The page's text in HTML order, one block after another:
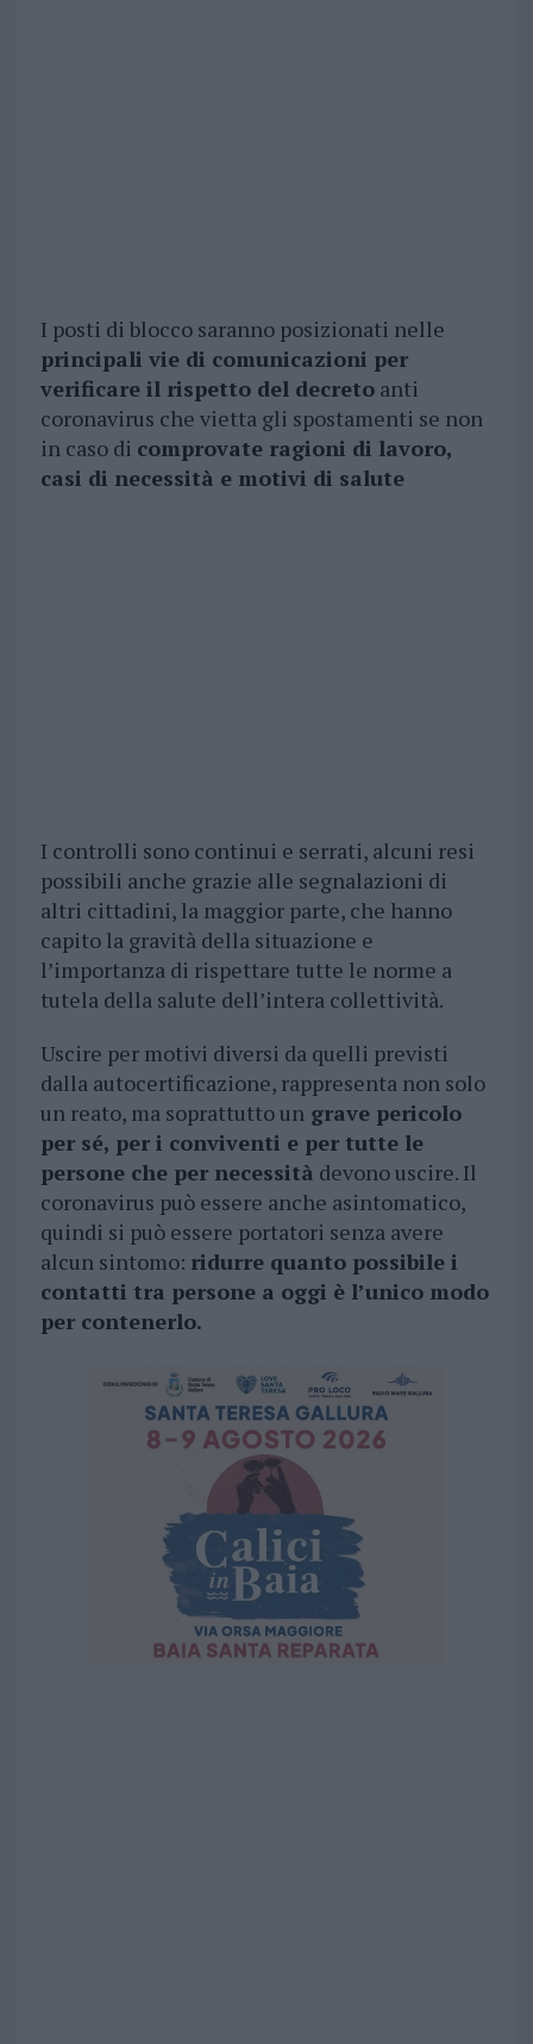
I posti di blocco saranno posizionati nelle
principali vie di comunicazioni per
verificare il rispetto del decretoanti
coronavirus che vietta gli spostamenti se non
in caso di comprovate ragioni di lavoro,
casi di necessità e motivi di salute
I controlli sono continui e serrati, alcuni resi
possibili anche grazie alle segnalazioni di
altri cittadini, la maggior parte, che hanno
capito la gravità della situazione e
l’importanza di rispettare tutte le norme a
tutela della salute dell’intera collettività.
Uscire per motivi diversi da quelli previsti
dalla autocertificazione, rappresenta non solo
un reato, ma soprattutto ungrave pericolo
per sé, per i conviventi e per tutte le
persone che per necessità devono uscire. Il
coronavirus può essere anche asintomatico,
quindi si può essere portatori senza avere
alcun sintomo: ridurre quanto possibile i
contatti tra persone a oggi è l’unico modo
per contenerlo.